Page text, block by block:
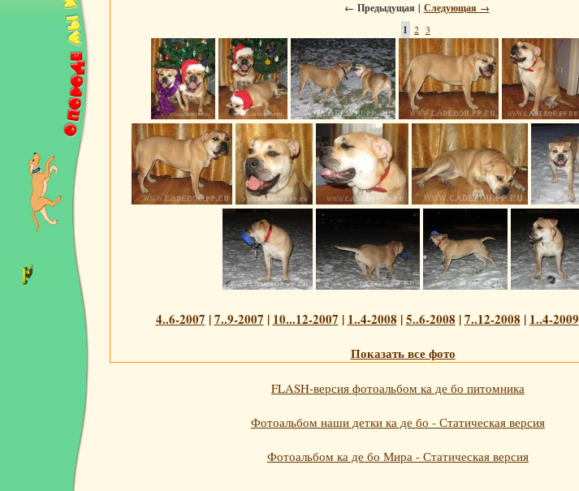
← Предыдущая | Следующая →
1 2 3
4..6-2007 |7..9-2007 | 10...12-2007 | 1..4-2008 |5..6-2008 |7..12-2008 | 1..4-2009
Показать все фото
FLASH-версия фотоальбом ка де бо питомника
Фотоальбом наши детки ка де бо - Статическая версия
Фотоальбом ка де бо Мира - Статическая версия